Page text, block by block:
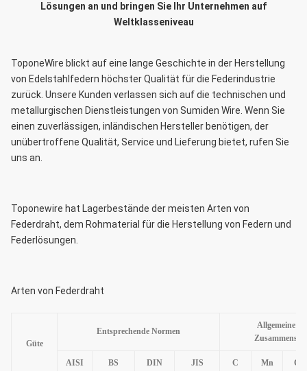
Lösungen an und bringen Sie Ihr Unternehmen auf
Weltklasseniveau
ToponeWire blickt auf eine lange Geschichte in der Herstellung
von Edelstahlfedern höchster Qualität für die Federindustrie
zurück. Unsere Kunden verlassen sich auf die technischen und
metallurgischen Dienstleistungen von Sumiden Wire. Wenn Sie
einen zuverlässigen, inländischen Hersteller benötigen, der
unübertroffene Qualität, Service und Lieferung bietet, rufen Sie
uns an.
Toponewire hat Lagerbestände der meisten Arten von
Federdraht, dem Rohmaterial für die Herstellung von Federn und
Federlösungen.
Arten von Federdraht
Güte
Entsprechende Normen
Allgemeine
AISI BS DIN JIS C Mn Cr